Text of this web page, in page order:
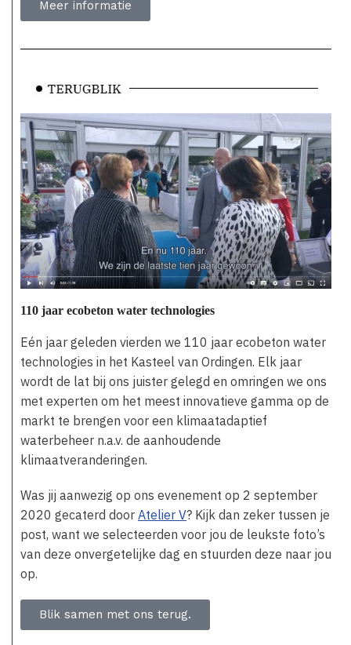
Meer informatie
110 jaar ecobeton water technologies
Eén jaar geleden vierden we 110 jaar ecobeton water
technologies in het Kasteel van Ordingen. Elk jaar
wordt de lat bij ons juister gelegd en omringen we ons
met experten om het meest innovatieve gamma op de
markt te brengen voor een klimaatadaptief
waterbeheer n.a.v. de aanhoudende
klimaatveranderingen.
Was jij aanwezig op ons evenement op 2 september
2020 gecaterd door Atelier V? Kijk dan zeker tussen je
post, want we selecteerden voor jou de leukste foto’s
van deze onvergetelijke dag en stuurden deze naar jou
op.
Blik samen met ons terug.